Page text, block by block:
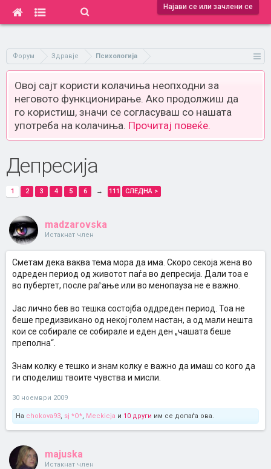
Најави се или зачлени се
Форум Здравје Психологија
Овој сајт користи колачиња неопходни за
неговото функционирање. Ако продолжиш да
го користиш, значи се согласуваш со нашата
употреба на колачиња. Прочитај повеќе.
Депресија
1 2 3 4 5 6 → 111 СЛЕДНА >
madzarovska
Истакнат член
Сметам дека ваква тема мора да има. Скоро секоја жена во
одреден период од животот паѓа во депресија. Дали тоа е
во пубертет, после раѓање или во менопауза не е важно.
Јас лично бев во тешка состојба оддреден период. Тоа не
беше предизвикано од некој голем настан, а од мали нешта
кои се собирале се собирале и еден ден „чашата беше
преполна“.
Знам колку е тешко и знам колку е важно да имаш со кого да
ги споделиш твоите чувства и мисли.
30 ноември 2009
На chokova93, sj *O*, Meckicja и 10 други им се допаѓа ова.
majuska
Истакнат член